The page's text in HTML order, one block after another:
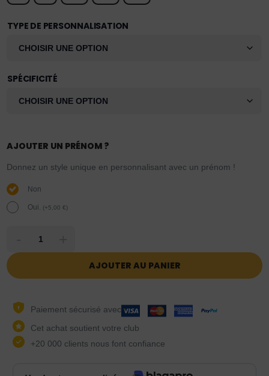
TYPE DE PERSONNALISATION
SPÉCIFICITÉ
AJOUTER UN PRÉNOM ?
Donnez un style unique en personnalisant avec un prénom !
Non
Oui. (+5,00€)
AJOUTER AU PANIER
Paiement sécurisé avec
Cet achat soutient votre club
+20 000 clients nous font confiance